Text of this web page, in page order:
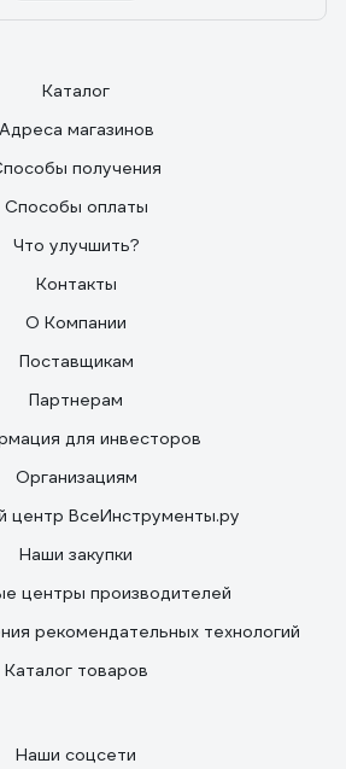
Каталог
Адреса магазинов
получения
Способы оплаты
Что улучшить?
Контакты
О Компании
Поставщикам
Партнерам
для инвесторов
Организациям
центр ВсеИнструменты.ру
Наши закупки
центры производителей
рекомендательных технологий
Каталог товаров
Наши соцсети